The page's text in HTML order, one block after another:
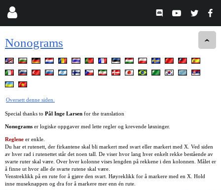
Nonograms
Oversett denne siden.
Special thanks to Pål Inge Larsen for the translation
Nonograms er logiske oppgaver med lette regler og krevende løsninger.
Reglene er enkle.
Du har et rutenett, der firkantene skal bli markert med svart eller markert med X. Ved siden
av hver rad i rutenettet står det noen tall. De viser hvor lang hver enkelt rekke bestående av
svarte ruter skal være. Over hver kolonne vises lengden på rekkene i den kolonnen. Målet er
å finne ut hvor alle de svarte rutene skal være.
Venstreklikk på en rute for å gjøre den svart. Høyreklikk for å markere med en X. Hold
inne museknappen og dra for å markere mer enn én rute.